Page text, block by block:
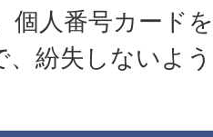
個人番号カード
、紛失しないよ